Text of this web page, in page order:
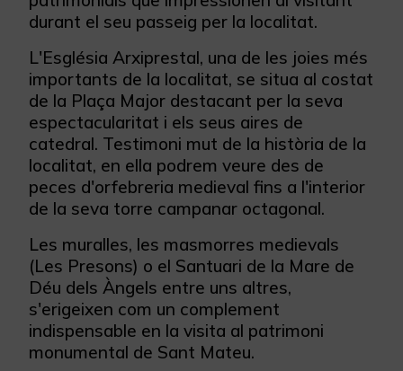
durant el seu passeig per la localitat.
L'Església Arxiprestal, una de les joies més
importants de la localitat, se situa al costat
de la Plaça Major destacant per la seva
espectacularitat i els seus aires de
catedral. Testimoni mut de la història de la
localitat, en ella podrem veure des de
peces d'orfebreria medieval fins a l'interior
de la seva torre campanar octagonal.
Les muralles, les masmorres medievals
(Les Presons) o el Santuari de la Mare de
Déu dels Àngels entre uns altres,
s'erigeixen com un complement
indispensable en la visita al patrimoni
monumental de Sant Mateu.